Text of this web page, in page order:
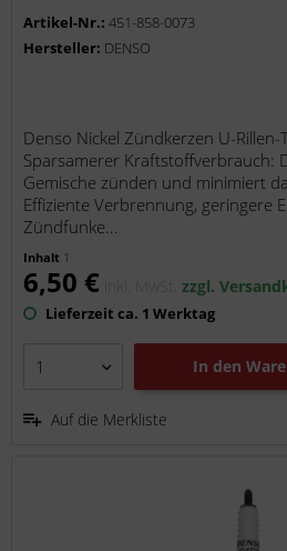
Artikel-Nr.:451-858-0073
Hersteller: DENSO
Denso Nickel Zündkerzen U-Rillen-
Sparsamerer Kraftstoffverbrauch:
Gemische zünden und minimiert
Effiziente Verbrennung, geringere
Zündfunke...
Inhalt 1
6,50 € inkl. MwSt.zzgl.
Lieferzeit ca. 1 Werktag
In den
Auf die Merkliste